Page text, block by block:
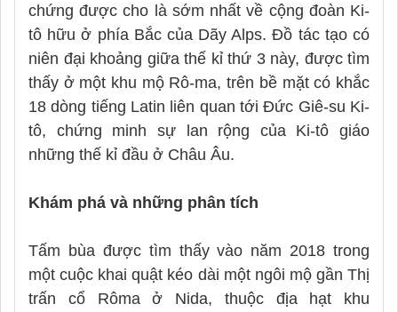
chứng được cho là sớm nhất về cộng đoàn Ki-
tô hữu ở phía Bắc của Dãy Alps. Đồ tác tạo có
niên đại khoảng giữa thế kỉ thứ 3 này, được tìm
thấy ở một khu mộ Rô-ma, trên bề mặt có khắc
18 dòng tiếng Latin liên quan tới Đức Giê-su Ki-
tô, chứng minh sự lan rộng của Ki-tô giáo
những thế kỉ đầu ở Châu Âu.
Khám phá và những phân tích
Tấm bùa được tìm thấy vào năm 2018 trong
một cuộc khai quật kéo dài một ngôi mộ gần Thị
trấn cổ Rôma ở Nida, thuộc địa hạt khu